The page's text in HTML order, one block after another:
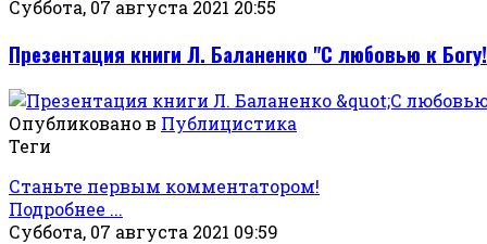
Суббота, 07 августа 2021 20:55
Презентация книги Л. Баланенко "С любовью к
Опубликовано в Публицистика
Теги
Станьте первым комментатором!
Подробнее ...
Суббота, 07 августа 2021 09:59